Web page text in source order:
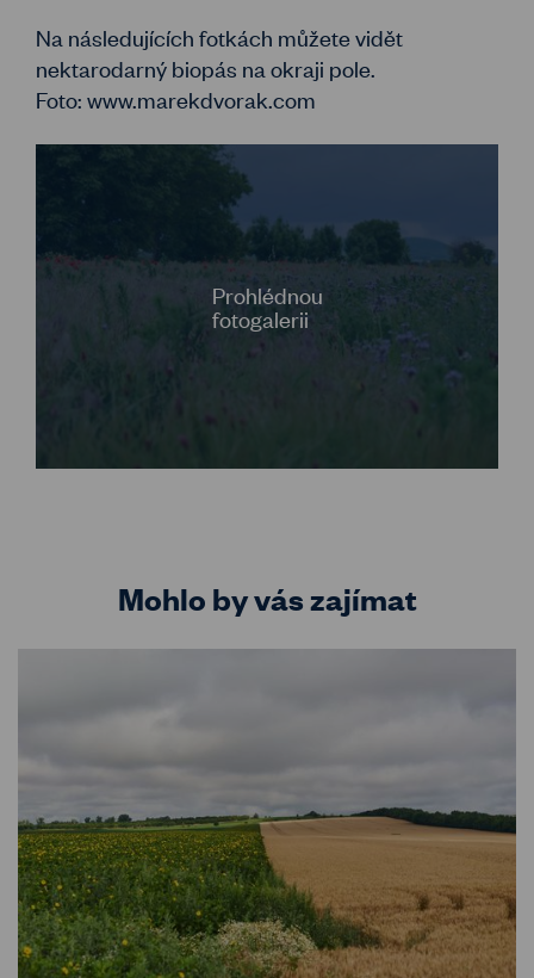
Na následujících fotkách můžete vidět
nektarodarný biopás na okraji pole.
Foto: www.marekdvorak.com
Prohlédnou
fotogalerii
Mohlo by vás zajímat